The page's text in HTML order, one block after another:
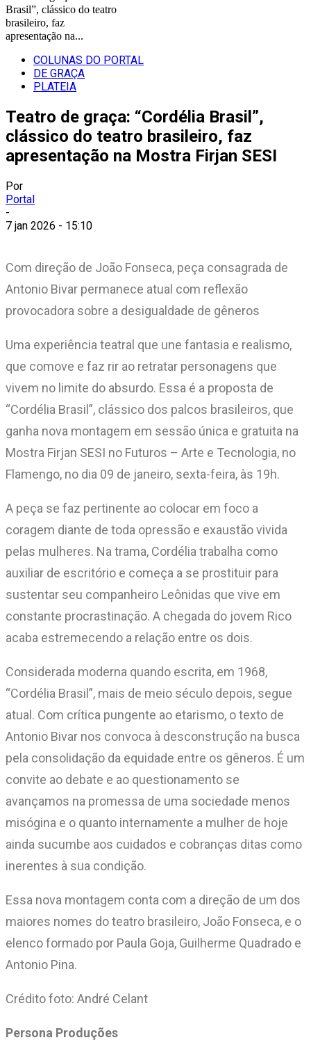
Brasil”, clássico do teatro
brasileiro, faz
apresentação na...
COLUNAS DO PORTAL
DE GRAÇA
PLATEIA
Teatro de graça: “Cordélia Brasil”,
clássico do teatro brasileiro, faz
apresentação na Mostra Firjan SESI
Por
Portal
-
7 jan 2026 - 15:10
Com direção de João Fonseca, peça consagrada de
Antonio Bivar permanece atual com reflexão
provocadora sobre a desigualdade de gêneros
Uma experiência teatral que une fantasia e realismo,
que comove e faz rir ao retratar personagens que
vivem no limite do absurdo. Essa é a proposta de
“Cordélia Brasil”, clássico dos palcos brasileiros, que
ganha nova montagem em sessão única e gratuita na
Mostra Firjan SESI no Futuros – Arte e Tecnologia, no
Flamengo, no dia 09 de janeiro, sexta-feira, às 19h.
A peça se faz pertinente ao colocar em foco a
coragem diante de toda opressão e exaustão vivida
pelas mulheres. Na trama, Cordélia trabalha como
auxiliar de escritório e começa a se prostituir para
sustentar seu companheiro Leônidas que vive em
constante procrastinação. A chegada do jovem Rico
acaba estremecendo a relação entre os dois.
Considerada moderna quando escrita, em 1968,
“Cordélia Brasil”, mais de meio século depois, segue
atual. Com crítica pungente ao etarismo, o texto de
Antonio Bivar nos convoca à desconstrução na busca
pela consolidação da equidade entre os gêneros. É um
convite ao debate e ao questionamento se
avançamos na promessa de uma sociedade menos
misógina e o quanto internamente a mulher de hoje
ainda sucumbe aos cuidados e cobranças ditas como
inerentes à sua condição.
Essa nova montagem conta com a direção de um dos
maiores nomes do teatro brasileiro, João Fonseca, e o
elenco formado por Paula Goja, Guilherme Quadrado e
Antonio Pina.
Crédito foto: André Celant
Persona Produções